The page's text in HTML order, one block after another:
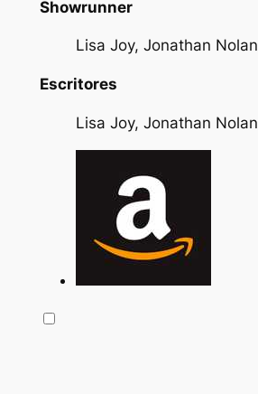
Showrunner
Lisa Joy, Jonathan Nolan
Escritores
Lisa Joy, Jonathan Nolan